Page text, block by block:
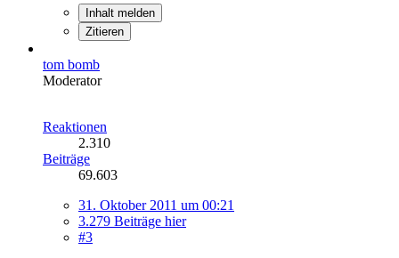
Inhalt melden
Zitieren
tom bomb
Moderator
Reaktionen
2.310
Beiträge
69.603
31. Oktober 2011 um 00:21
3.279 Beiträge hier
#3